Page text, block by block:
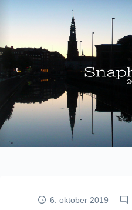
6. oktober 2019